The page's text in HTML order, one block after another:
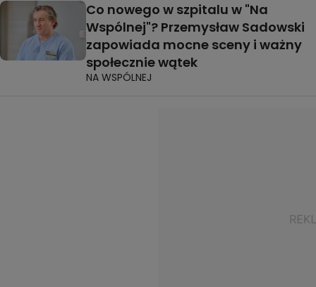
Co nowego w szpitalu w "Na
Wspólnej"? Przemysław Sadowski
zapowiada mocne sceny i ważny
społecznie wątek
NA WSPÓLNEJ